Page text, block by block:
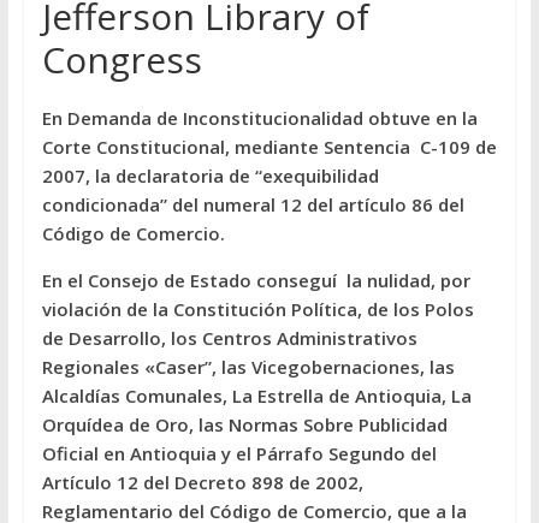
Jefferson Library of
Congress
En Demanda de Inconstitucionalidad obtuve en la
Corte Constitucional, mediante Sentencia C-109 de
2007, la declaratoria de “exequibilidad
condicionada” del numeral 12 del artículo 86 del
Código de Comercio.
En el Consejo de Estado conseguí la nulidad, por
violación de la Constitución Política, de los Polos
de Desarrollo, los Centros Administrativos
Regionales «Caser”, las Vicegobernaciones, las
Alcaldías Comunales, La Estrella de Antioquia, La
Orquídea de Oro, las Normas Sobre Publicidad
Oficial en Antioquia y el Párrafo Segundo del
Artículo 12 del Decreto 898 de 2002,
Reglamentario del Código de Comercio, que a la